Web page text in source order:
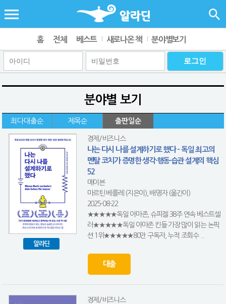
홈 전체 베스트 새로나온 책 분야별보기
분야별 보기
최다대출순 제목순 출판일순
알라딘
경제/비즈니스
나는 다시 나를 설계하기로 했다 - 독일 최고의
멘탈 코치가 증명한 생각·행동·습관 설계의 핵심
52
메이븐
마르틴 베를레 (지은이), 배명자 (옮긴이)
2025-08-22
★★★★★독일 아마존, 슈피겔 38주 연속 베스트셀
러★★★★★독일 아마존 킨들 가장 많이 읽는 논픽
션 1위★★★★★80만 구독자, 누적 조회수 ...
대출
경제/비즈니스